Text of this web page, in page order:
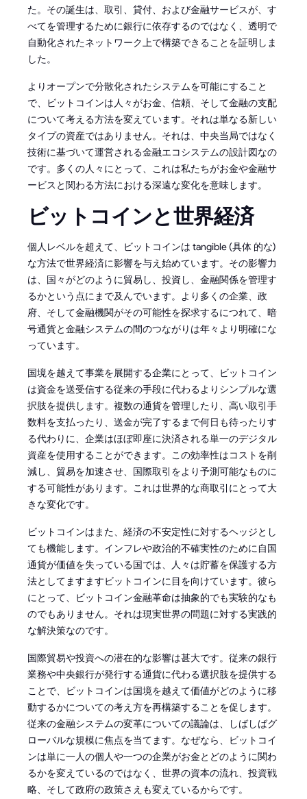
た。その誕生は、取引、貸付、および金融サービスが、す
べてを管理するために銀行に依存するのではなく、透明で
自動化されたネットワーク上で構築できることを証明しま
した。
よりオープンで分散化されたシステムを可能にすること
で、ビットコインは人々がお金、信頼、そして金融の支配
について考える方法を変えています。それは単なる新しい
タイプの資産ではありません。それは、中央当局ではなく
技術に基づいて運営される金融エコシステムの設計図なの
です。多くの人々にとって、これは私たちがお金や金融サ
ービスと関わる方法における深遠な変化を意味します。
ビットコインと世界経済
個人レベルを超えて、ビットコインは tangible (具体 的な)
な方法で世界経済に影響を与え始めています。その影響力
は、国々がどのように貿易し、投資し、金融関係を管理す
るかという点にまで及んでいます。より多くの企業、政
府、そして金融機関がその可能性を探求するにつれて、暗
号通貨と金融システムの間のつながりは年々より明確にな
っています。
国境を越えて事業を展開する企業にとって、ビットコイン
は資金を送受信する従来の手段に代わるよりシンプルな選
択肢を提供します。複数の通貨を管理したり、高い取引手
数料を支払ったり、送金が完了するまで何日も待ったりす
る代わりに、企業はほぼ即座に決済される単一のデジタル
資産を使用することができます。この効率性はコストを削
減し、貿易を加速させ、国際取引をより予測可能なものに
する可能性があります。これは世界的な商取引にとって大
きな変化です。
ビットコインはまた、経済の不安定性に対するヘッジとし
ても機能します。インフレや政治的不確実性のために自国
通貨が価値を失っている国では、人々は貯蓄を保護する方
法としてますますビットコインに目を向けています。彼ら
にとって、ビットコイン金融革命は抽象的でも実験的なも
のでもありません。それは現実世界の問題に対する実践的
な解決策なのです。
国際貿易や投資への潜在的な影響は甚大です。従来の銀行
業務や中央銀行が発行する通貨に代わる選択肢を提供する
ことで、ビットコインは国境を越えて価値がどのように移
動するかについての考え方を再構築することを促します。
従来の金融システムの変革についての議論は、しばしばグ
ローバルな規模に焦点を当てます。なぜなら、ビットコイ
ンは単に一人の個人や一つの企業がお金とどのように関わ
るかを変えているのではなく、世界の資本の流れ、投資戦
略、そして政府の政策さえも変えているからです。